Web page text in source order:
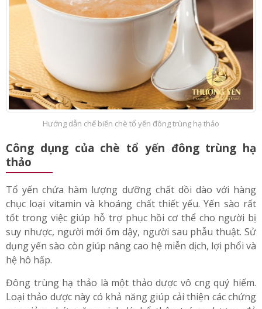
Hướng dẫn chế biến chè tổ yến đông trùng hạ thảo
Công dụng của chè tổ yến đông trùng hạ
thảo
Tổ yến chứa hàm lượng dưỡng chất dồi dào với hàng
chục loại vitamin và khoáng chất thiết yếu. Yến sào rất
tốt trong việc giúp hỗ trợ phục hồi cơ thể cho người bị
suy nhược, người mới ốm dậy, người sau phẫu thuật. Sử
dụng yến sào còn giúp nâng cao hệ miễn dịch, lợi phổi và
hệ hô hấp.